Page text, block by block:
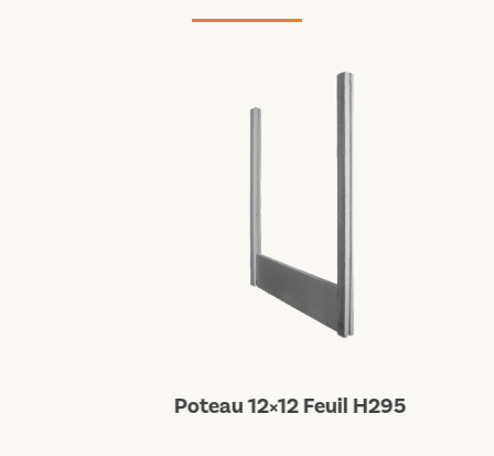
Poteau 12×12 Feuil H295